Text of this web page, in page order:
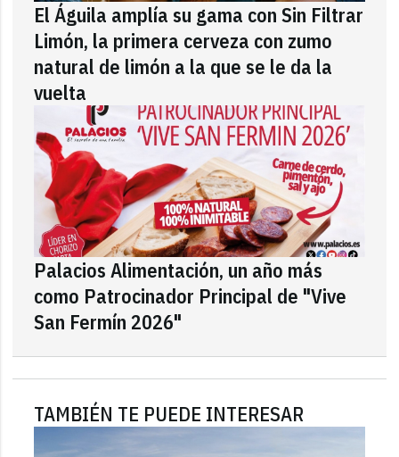
El Águila amplía su gama con Sin Filtrar
Limón, la primera cerveza con zumo
natural de limón a la que se le da la
vuelta
Palacios Alimentación, un año más
como Patrocinador Principal de "Vive
San Fermín 2026"
TAMBIÉN TE PUEDE INTERESAR